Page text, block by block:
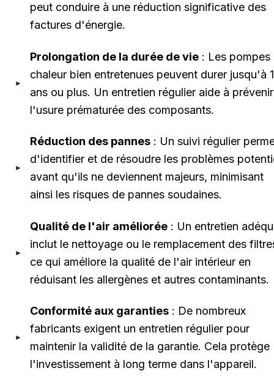
peut conduire à une réduction significative des
factures d'énergie.
Prolongation de la durée de vie : Les pompes
chaleur bien entretenues peuvent durer jusqu'à
ans ou plus. Un entretien régulier aide à prévenir
l'usure prématurée des composants.
Réduction des pannes : Un suivi régulier
d'identifier et de résoudre les problèmes
avant qu'ils ne deviennent majeurs, minimisant
ainsi les risques de pannes soudaines.
Qualité de l'air améliorée : Un entretien
inclut le nettoyage ou le remplacement des
ce qui améliore la qualité de l'air intérieur en
réduisant les allergènes et autres contaminants.
Conformité aux garanties : De nombreux
fabricants exigent un entretien régulier pour
maintenir la validité de la garantie. Cela protège
l'investissement à long terme dans l'appareil.